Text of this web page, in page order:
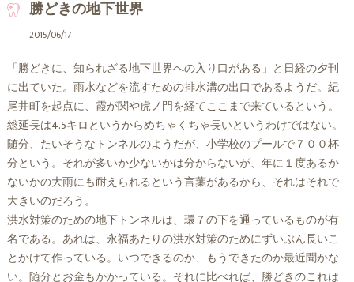
勝どきの地下世界
2015/06/17
「勝どきに、知られざる地下世界への入り口がある」と日経の夕刊
に出ていた。雨水などを流すための排水溝の出口であるようだ。紀
尾井町を起点に、霞が関や虎ノ門を経てここまで来ているという。
総延長は4.5キロというからめちゃくちゃ長いというわけではない。
随分、たいそうなトンネルのようだが、小学校のプールで７００杯
分という。それが多いか少ないかは分からないが、年に１度あるか
ないかの大雨にも耐えられるという言葉があるから、それはそれで
大きいのだろう。
洪水対策のための地下トンネルは、環７の下を通っているものが有
名である。あれは、永福あたりの洪水対策のためにずいぶん長いこ
とかけて作っている。いつできるのか、もうできたのか最近聞かな
い。随分とお金もかかっている。それに比べれば、勝どきのこれは